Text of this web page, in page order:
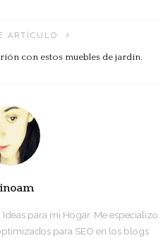
ARTÍCULO
con estos muebles de jardín.
para mi Hogar. Me especializo
para SEO en los blogs